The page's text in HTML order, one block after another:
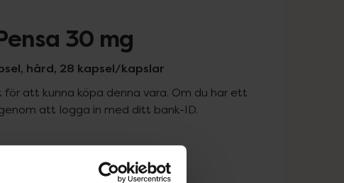
30 mg
hård, 28 kapsel/kapslar
att kunna köpa denna vara. Om du har ett
att logga in med ditt bank-ID.
Pris med recept
gäller